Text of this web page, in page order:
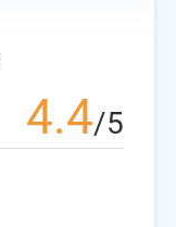
4.4/5